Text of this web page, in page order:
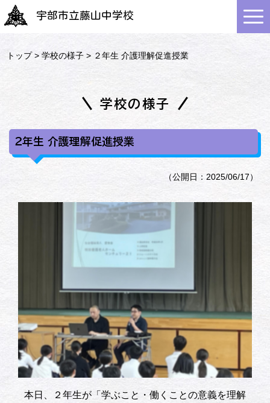
宇部市立藤山中学校
トップ>学校の様子 > ２年生 介護理解促進授業
学校の様子
２年生 介護理解促進授業
（公開日：2025/06/17）
本日、２年生が「学ぶこと・働くことの意義を理解